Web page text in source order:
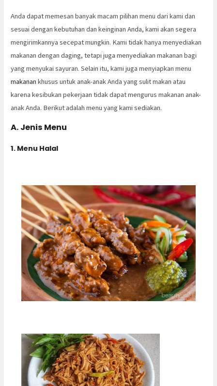
Anda dapat memesan banyak macam pilihan menu dari kami dan
sesuai dengan kebutuhan dan keinginan Anda, kami akan segera
mengirimkannya secepat mungkin. Kami tidak hanya menyediakan
makanan dengan daging, tetapi juga menyediakan makanan bagi
yang menyukai sayuran. Selain itu, kami juga menyiapkan menu
makanan khusus untuk anak-anak Anda yang sulit makan atau
karena kesibukan pekerjaan tidak dapat mengurus makanan anak-
anak Anda. Berikut adalah menu yang kami sediakan.
A. Jenis Menu
1. Menu Halal